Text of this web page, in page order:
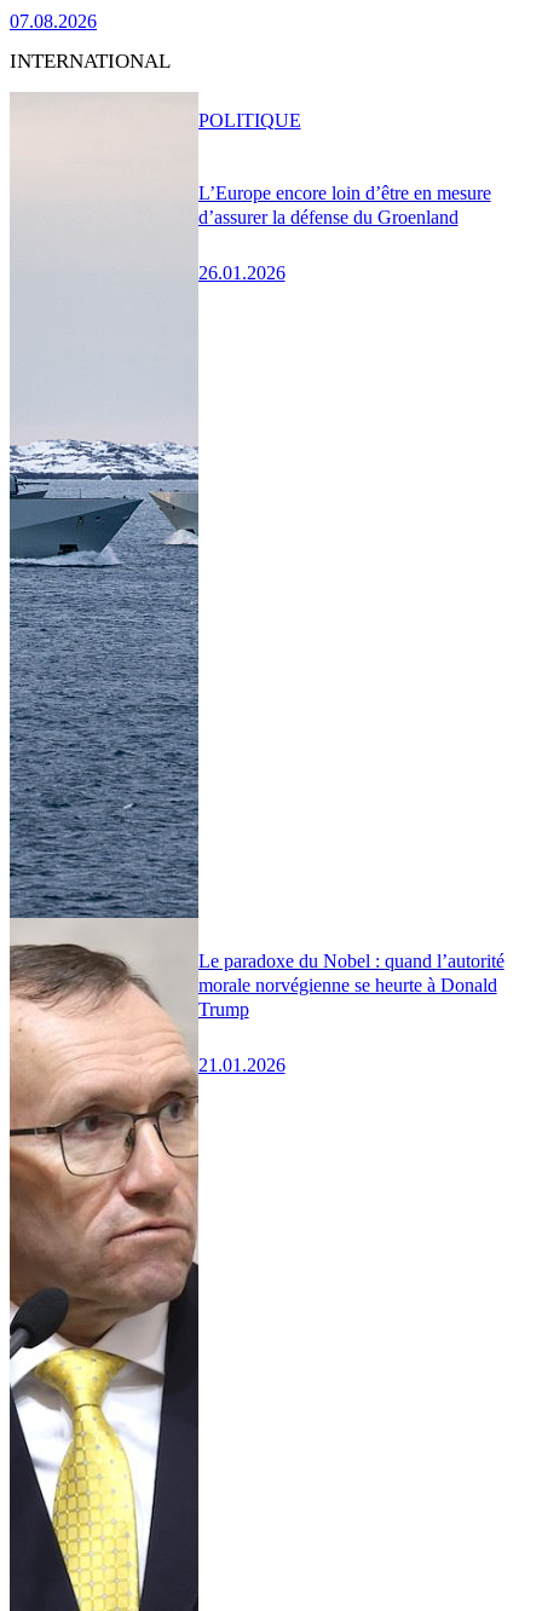
07.08.2026
INTERNATIONAL
L’Europe encore loin d’être en mesure
d’assurer la défense du Groenland
26.01.2026
POLITIQUE
Le paradoxe du Nobel : quand l’autorité
morale norvégienne se heurte à Donald
Trump
21.01.2026